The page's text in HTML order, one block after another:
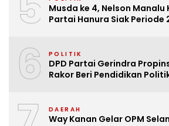
Musda ke 4, Nelson Manalu
Partai Hanura Siak Periode
6 POLITIK
DPD Partai Gerindra
Rakor Beri Pendidikan
DAERAH
Way Kanan Gelar OPM